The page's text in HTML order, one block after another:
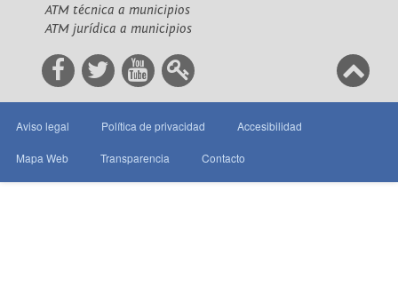
ATM técnica a municipios
ATM jurídica a municipios
Aviso legal Política de privacidad Accesibilidad
Mapa Web Transparencia Contacto